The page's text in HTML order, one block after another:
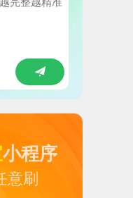
小程序
意刷